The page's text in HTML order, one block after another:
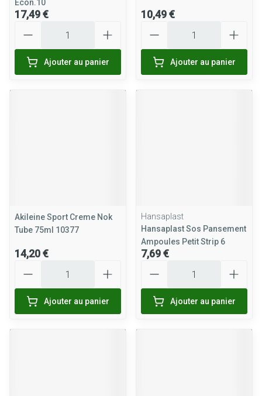
Econ.10
17,49 €
Ajouter au panier
10,49 €
Ajouter au panier
Akileine Sport Creme Nok
Tube 75ml 10377
14,20 €
Ajouter au panier
Hansaplast
Hansaplast Sos Pansement
Ampoules Petit Strip 6
7,69 €
Ajouter au panier